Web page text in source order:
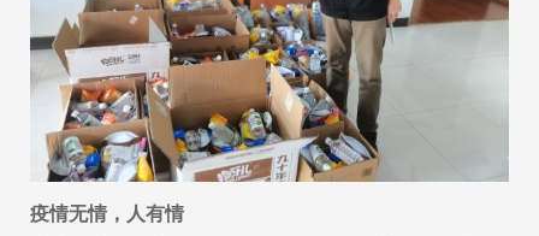
疫情无情，人有情